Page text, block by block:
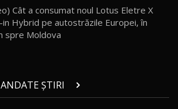
AutoBlog.MD
23:36
Noul ZEEKR 7X / Test Drive AutoBlog.MD
29:08
Micul BYD Dolphin Surf / Test Drive
AutoBlog.MD
16:59
Cât a consumat noul Lotus Eletre X
in Hybrid pe autostrăzile Europei, în
spre Moldova
ȘTIRI